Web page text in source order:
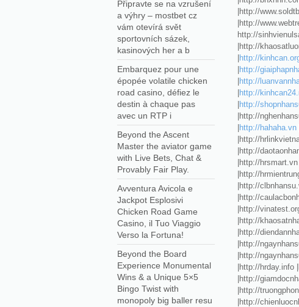
|http://
|http://
http://
|http://
http://
http://
http://
http://
http://
|http://
http://hahaha.vn|
|http://
|http://
|http://
|http://
|http://
|http://
|http://
|http://
|http://
|http://
|http://
|http://
|http://
|http://
|http://
Připravte se na vzrušení
a výhry – mostbet cz
vám otevírá svět
sportovních sázek,
kasinových her a b
Embarquez pour une
épopée volatile chicken
road casino, défiez le
destin à chaque pas
avec un RTP i
Beyond the Ascent
Master the aviator game
with Live Bets, Chat &
Provably Fair Play.
Avventura Avicola e
Jackpot Esplosivi
Chicken Road Game
Casino, il Tuo Viaggio
Verso la Fortuna!
Beyond the Board
Experience Monumental
Wins & a Unique 5×5
Bingo Twist with
monopoly big baller resu